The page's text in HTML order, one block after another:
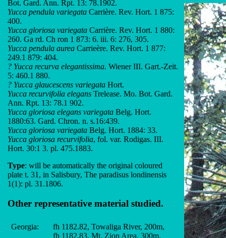
Bot. Gard. Ann. Rpt. 13: 78.1902.
Yucca pendula variegata Carrière. Rev. Hort. 1 875:
400.
Yucca gloriosa variegata Carrière. Rev. Hort. 1 880:
260. Ga rd. Ch ron 1 873: 6. iii. 6: 276, 305.
Yucca pendula aurea Carrieère. Rev. Hort. 1 877:
249.1 879: 404.
? Yucca recurva elegantissima. Wiener III. Gart.-Zeit.
5: 460.1 880.
? Yucca glaucescens variegata Hort.
Yucca recurvifolia elegans Trelease. Mo. Bot. Gard.
Ann. Rpt. 13: 78.1 902.
Yucca gloriosa elegans variegata Belg. Hort.
1880:63. Gard. Chron. n. s.16:439.
Yucca gloriosa variegata Belg. Hort. 1884: 33.
Yucca gloriosa recurvifolia, fol. var. Rodigas. III.
Hort. 30:1 3. pl. 475.1883.
Type: will be automatically the original coloured
plate t. 31, in Salisbury, The paradisus londinensis
1(1): pl. 31.1806.
Other representative material studied.
Georgia:
fh 1182.82, Towaliga River, 200m,
fh 1182.83, Mt. Zion Area, 300m,